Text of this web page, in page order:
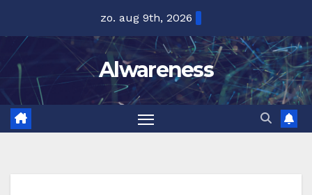
inhoud
zo. aug 9th, 2026
Alwareness